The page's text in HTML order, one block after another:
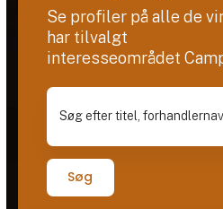
Se profiler på alle de
har tilvalgt
interesseområdet
Søg efter titel, forhandlernavn
Søg